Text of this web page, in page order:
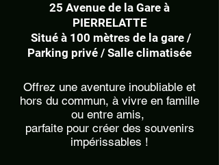
25 Avenue de la Gare à
PIERRELATTE
Situé à 100 mètres de la gare /
Parking privé / Salle climatisée
Offrez une aventure inoubliable et
hors du commun, à vivre en famille
ou entre amis,
parfaite pour créer des souvenirs
impérissables !